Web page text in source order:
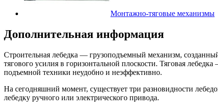
Монтажно-тяговые механизмы
Дополнительная информация
Строительная лебедка — грузоподъемный механизм,
тягового усилия в горизонтальной плоскости. Тяговая
подъемной техники неудобно и неэффективно.
На сегодняшний момент, существует три разновидности
лебедку ручного или электрического привода.